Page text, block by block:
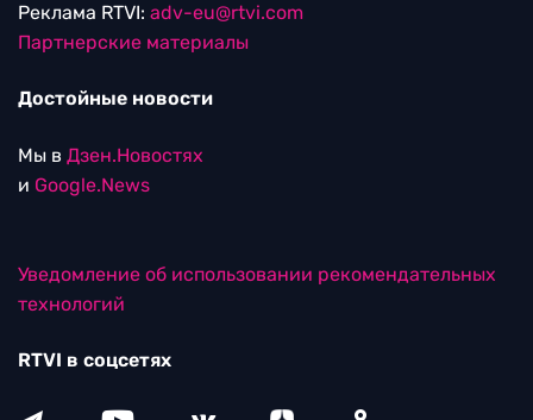
Реклама RTVI: adv-eu@rtvi.com
Партнерские материалы
Достойные новости
Мы в Дзен.Новостях
и Google.News
Уведомление об использовании рекомендательных
технологий
RTVI в соцсетях